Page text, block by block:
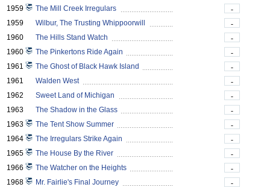
1959
The Mill Creek Irregulars
-
1959
Wilbur, The Trusting Whippoorwill
-
1960
The Hills Stand Watch
-
1960
The Pinkertons Ride Again
-
1961
The Ghost of Black Hawk Island
-
1961
Walden West
-
1962
Sweet Land of Michigan
-
1963
The Shadow in the Glass
-
1963
The Tent Show Summer
-
1964
The Irregulars Strike Again
-
1965
The House By the River
-
1966
The Watcher on the Heights
-
1968
Mr. Fairlie's Final Journey
-